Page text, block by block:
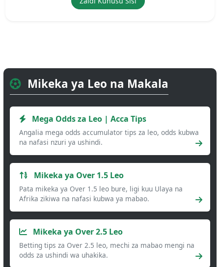
Mikeka ya Leo na Makala
Mega Odds za Leo | Acca Tips
Angalia mega odds accumulator tips za leo, odds kubwa
na nafasi nzuri ya ushindi.
Mikeka ya Over 1.5 Leo
Pata mikeka ya Over 1.5 leo bure, ligi kuu Ulaya na
Afrika zikiwa na nafasi kubwa ya mabao.
Mikeka ya Over 2.5 Leo
Betting tips za Over 2.5 leo, mechi za mabao mengi na
odds za ushindi wa uhakika.